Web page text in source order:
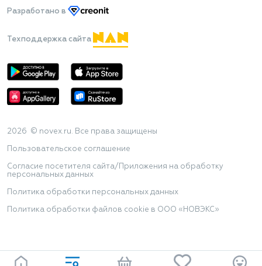
Разработано в
Техподдержка сайта
2026 © novex.ru. Все права защищены
Пользовательское соглашение
Согласие посетителя сайта/Приложения на обработку
персональных данных
Политика обработки персональных данных
Политика обработки файлов cookie в ООО «НОВЭКС»